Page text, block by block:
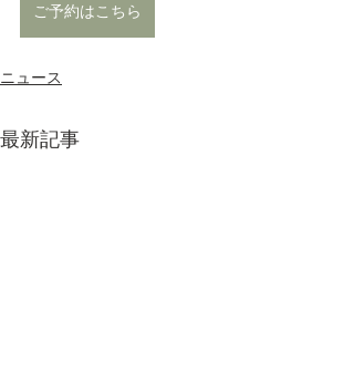
ご予約はこちら
ニュース
最新記事